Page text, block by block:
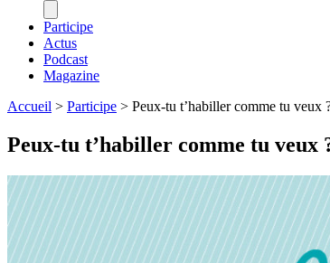
Participe
Actus
Podcast
Magazine
Accueil > Participe > Peux-tu t’habiller comme tu veux
Peux-tu t’habiller comme tu veux